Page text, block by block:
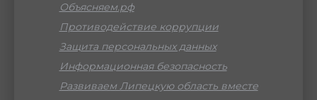
Объясняем.рф
Противодействие коррупции
Защита персональных данных
Информационная безопасность
Развиваем Липецкую область вместе